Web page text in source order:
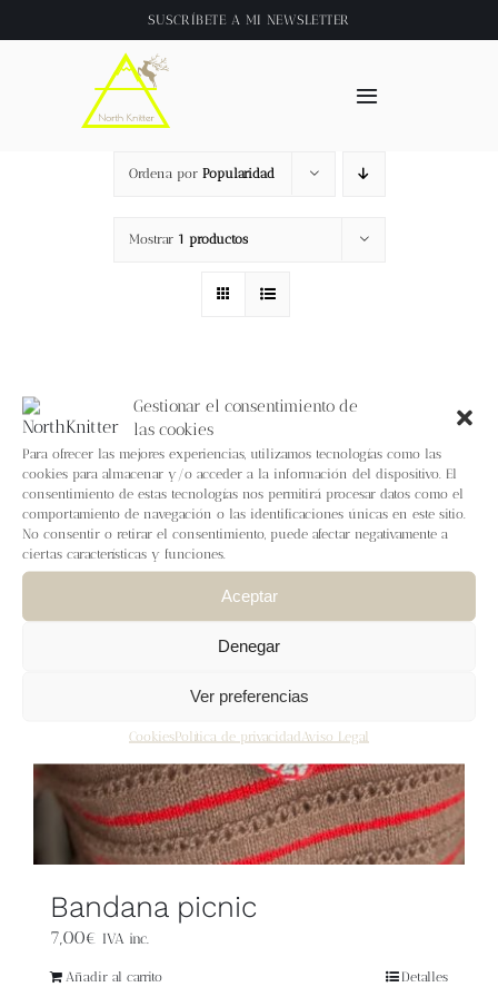
Gestionar el consentimiento de
las cookies
Para ofrecer las mejores experiencias, utilizamos tecnologías como las
cookies para almacenar y/o acceder a la información del dispositivo. El
consentimiento de estas tecnologías nos permitirá procesar datos como el
comportamiento de navegación o las identificaciones únicas en este sitio.
No consentir o retirar el consentimiento, puede afectar negativamente a
ciertas características y funciones.
Aceptar
Denegar
Ver preferencias
CookiesPolítica de privacidad Aviso Legal
al
SUSCRÍBETE A MI NEWSLETTER
Toggle
Inicio
About
Tienda
Blog
Contacto
Newsletter
Carrito
Mi cuenta
Ordena por Popularidad
Mostrar 1 productos
Bandana picnic
7,00€ IVA inc.
Añadir al carrito Detalles